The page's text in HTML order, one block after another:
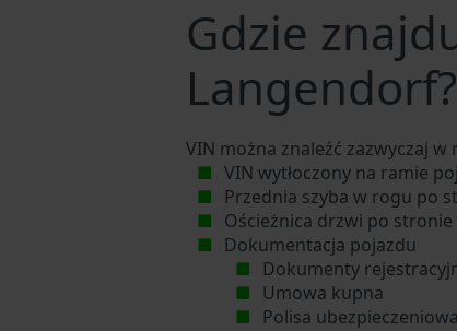
Gdzie
Langendorf?
VIN można znaleźć zazwyczaj
VIN wytłoczony na ramie
Przednia szyba w rogu po
Ościeżnica drzwi po
Dokumentacja pojazdu
Dokumenty
Umowa kupna
Polisa